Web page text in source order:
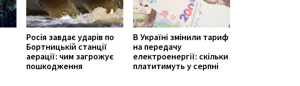
Росія завдає ударів по
Бортницькій станції
аерації: чим загрожує
пошкодження
В Україні змінили тариф
на передачу
електроенергії: скільки
платитимуть у серпні